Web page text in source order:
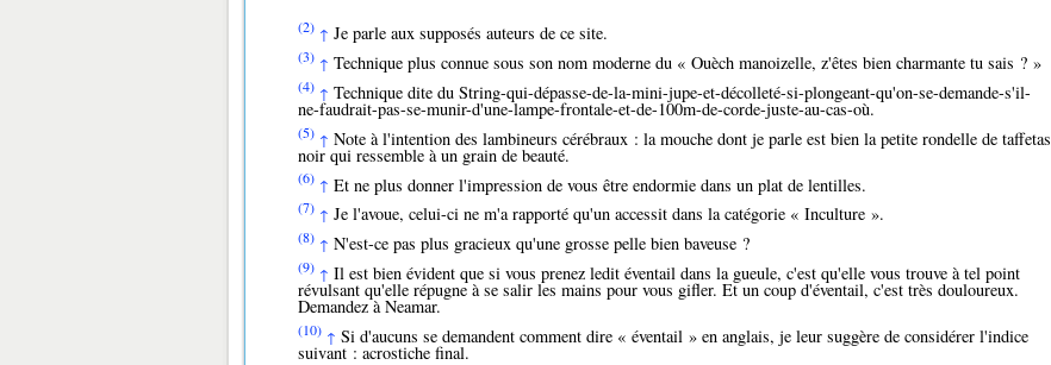
(2) ↑ Je parle aux supposés auteurs de ce site.
(3) ↑ Technique plus connue sous son nom moderne du « Ouèch manoizelle, z'êtes bien charmante tu sais ? »
(4) ↑ Technique dite du String-qui-dépasse-de-la-mini-jupe-et-décolleté-si-plongeant-qu'on-se-demande-s'il-
ne-faudrait-pas-se-munir-d'une-lampe-frontale-et-de-100m-de-corde-juste-au-cas-où.
(5) ↑ Note à l'intention des lambineurs cérébraux : la mouche dont je parle est bien la petite rondelle de taffetas
noir qui ressemble à un grain de beauté.
(6) ↑ Et ne plus donner l'impression de vous être endormie dans un plat de lentilles.
(7) ↑ Je l'avoue, celui-ci ne m'a rapporté qu'un accessit dans la catégorie « Inculture ».
(8) ↑ N'est-ce pas plus gracieux qu'une grosse pelle bien baveuse ?
(9) ↑ Il est bien évident que si vous prenez ledit éventail dans la gueule, c'est qu'elle vous trouve à tel point
révulsant qu'elle répugne à se salir les mains pour vous gifler. Et un coup d'éventail, c'est très douloureux.
Demandez à Neamar.
(10) ↑ Si d'aucuns se demandent comment dire « éventail » en anglais, je leur suggère de considérer l'indice
suivant : acrostiche final.